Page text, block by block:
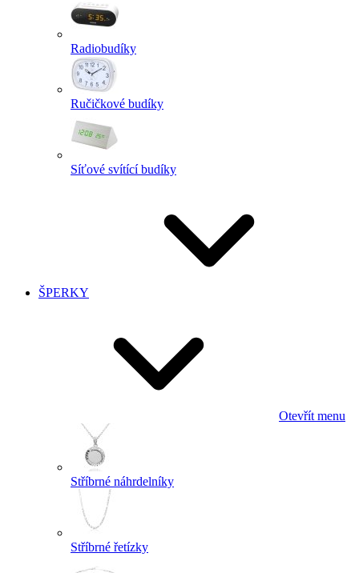
Radiobudíky
Ručičkové budíky
Síťové svítící budíky
ŠPERKY
Otevřít menu
Stříbrné náhrdelníky
Stříbrné řetízky